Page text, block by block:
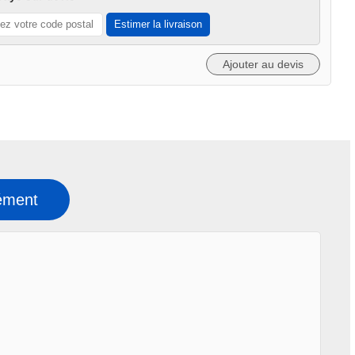
Estimer la livraison
Ajouter au devis